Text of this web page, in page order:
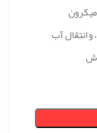
انتقال آب